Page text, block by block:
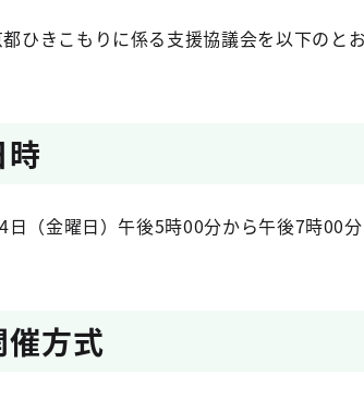
ひきこもりに係る支援協議会を以下のと
日（金曜日）午後5時00分から午後7時00
方式